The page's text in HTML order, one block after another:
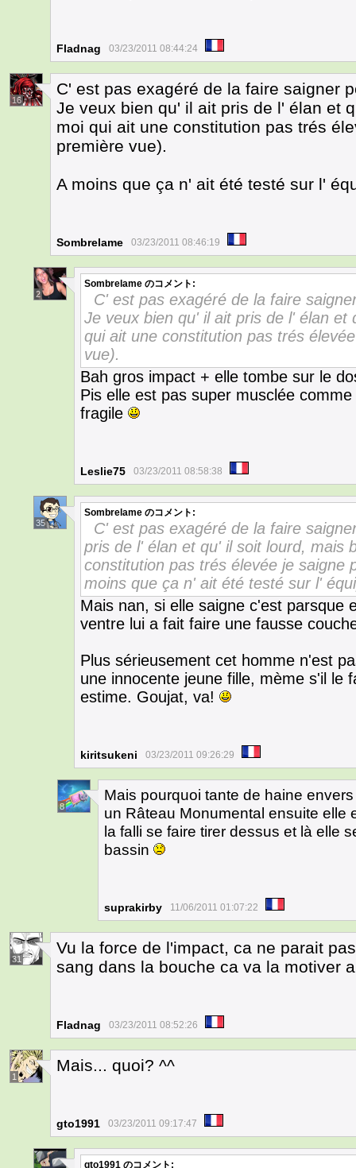
Fladnag 03/23/2011 08:44:24
16
C' est pas exagéré de la faire saigner
Je veux bien qu' il ait pris de l' élan et
moi qui ait une constitution pas trés
première vue).
A moins que ça n' ait été testé sur l'
Sombrelame 03/23/2011 08:46:19
2
Sombrelame のコメント:
C' est pas exagéré de la faire
Je veux bien qu' il ait pris de l' élan
qui ait une constitution pas trés
vue).
Bah gros impact + elle tombe sur le
Pis elle est pas super musclée
fragile
Leslie75 03/23/2011 08:58:38
35
Sombrelame のコメント:
C' est pas exagéré de la faire
pris de l' élan et qu' il soit lourd, mais
constitution pas trés élevée je saigne
moins que ça n' ait été testé sur l'
Mais nan, si elle saigne c'est parsque
ventre lui a fait faire une fausse
Plus sérieusement cet homme n'est
une innocente jeune fille, mème s'il le
estime. Goujat, va!
kiritsukeni 03/23/2011 09:26:29
8
Mais pourquoi tante de haine
un Râteau Monumental ensuite elle
la falli se faire tirer dessus et là elle
bassin
suprakirby 11/06/2011 01:07:22
31
Vu la force de l'impact, ca ne parait
sang dans la bouche ca va la motiver
Fladnag 03/23/2011 08:52:26
1
Mais... quoi? ^^
gto1991 03/23/2011 09:17:47
gto1991 のコメント: